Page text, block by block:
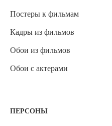
Постеры к фильмам
Кадры из фильмов
Обои из фильмов
Обои с актерами
ПЕРСОНЫ